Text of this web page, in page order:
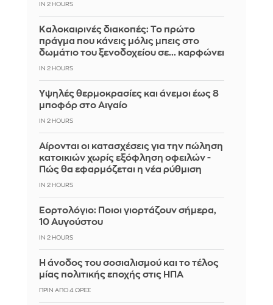
IN 2 HOURS
Καλοκαιρινές διακοπές: Το πρώτο
πράγμα που κάνεις μόλις μπεις στο
δωμάτιο του ξενοδοχείου σε... καρφώνει
IN 2 HOURS
Υψηλές θερμοκρασίες και άνεμοι έως 8
μποφόρ στο Αιγαίο
IN 2 HOURS
Αίρονται οι κατασχέσεις για την πώληση
κατοικιών χωρίς εξόφληση οφειλών -
Πώς θα εφαρμόζεται η νέα ρύθμιση
IN 2 HOURS
Εορτολόγιο: Ποιοι γιορτάζουν σήμερα,
10 Αυγούστου
IN 2 HOURS
Η άνοδος του σοσιαλισμού και το τέλος
μίας πολιτικής εποχής στις ΗΠΑ
ΠΡΙΝ ΑΠΌ 4 ΏΡΕΣ